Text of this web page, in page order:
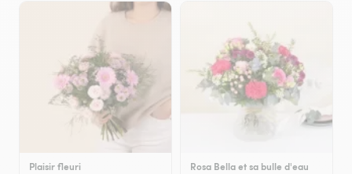
Plaisir fleuri Rosa Bella et sa bulle d'eau